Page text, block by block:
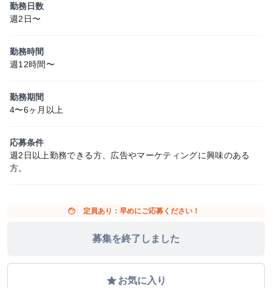
勤務日数
週2日〜
勤務時間
週12時間〜
勤務期間
4〜6ヶ月以上
応募条件
週2日以上勤務できる方、広告やマーケティングに興味のある
方。
face 定員あり：早めにご応募ください！
募集を終了しました
gradeお気に入り